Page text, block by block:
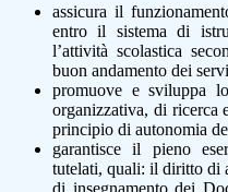
assicura il
entro il sistema di
l’attività scolastica
buon andamento dei
promuove e sviluppa
organizzativa, di ricerca
principio di autonomia
garantisce il pieno
tutelati, quali: il diritto di
di insegnamento dei